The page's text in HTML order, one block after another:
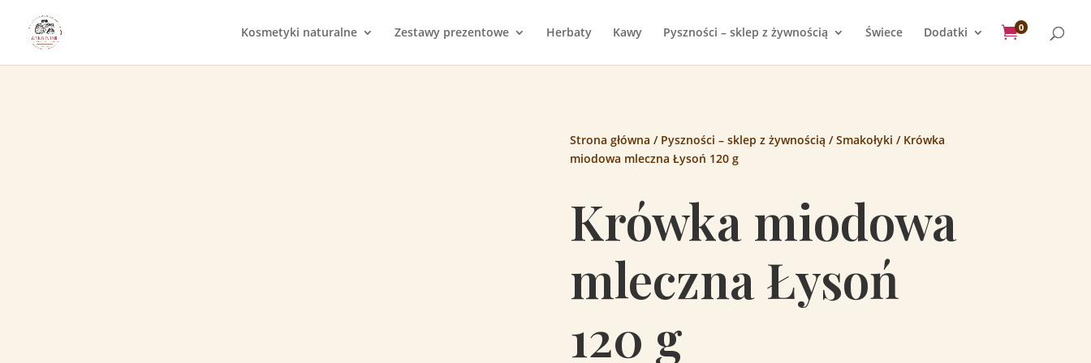
Kosmetyki naturalne Zestawy prezentowe Herbaty Kawy Pyszności – sklep z żywnością Świece Dodatki 0
Strona główna / Pyszności – sklep z żywnością /Smakołyki / Krówka
miodowa mleczna Łysoń 120 g
Krówka miodowa
mleczna Łysoń
120 g